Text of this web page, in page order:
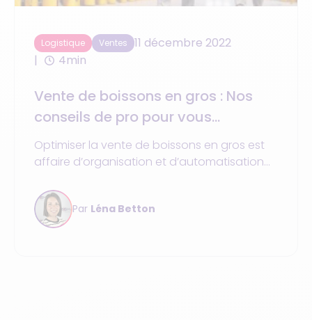
Logistique Ventes
11 décembre 2022
4min
Vente de boissons en gros : Nos
conseils de pro pour vous
organiser
Optimiser la vente de boissons en gros est
affaire d’organisation et d’automatisation
en ligne, prise de commandes, achats
fournisseurs, disponibilité des stocks, supply
chain connectée…
Par Léna Betton